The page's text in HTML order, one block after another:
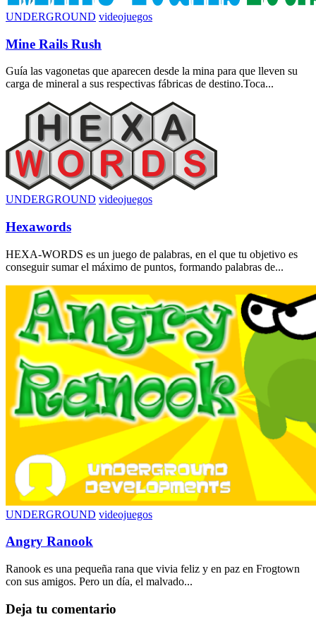
UNDERGROUND videojuegos
Mine Rails Rush
Guía las vagonetas que aparecen desde la mina para que lleven su
carga de mineral a sus respectivas fábricas de destino.Toca...
UNDERGROUND videojuegos
Hexawords
HEXA-WORDS es un juego de palabras, en el que tu objetivo es
conseguir sumar el máximo de puntos, formando palabras de...
UNDERGROUND videojuegos
Angry Ranook
Ranook es una pequeña rana que vivia feliz y en paz en Frogtown
con sus amigos. Pero un día, el malvado...
Deja tu comentario